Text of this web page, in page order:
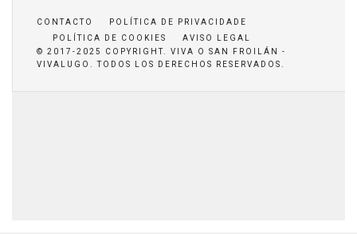
CONTACTO
POLÍTICA DE PRIVACIDADE
POLÍTICA DE COOKIES
AVISO LEGAL
© 2017-2025 COPYRIGHT. VIVA O SAN FROILÁN -
VIVALUGO. TODOS LOS DERECHOS RESERVADOS.